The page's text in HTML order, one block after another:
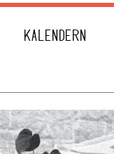
KALENDERN